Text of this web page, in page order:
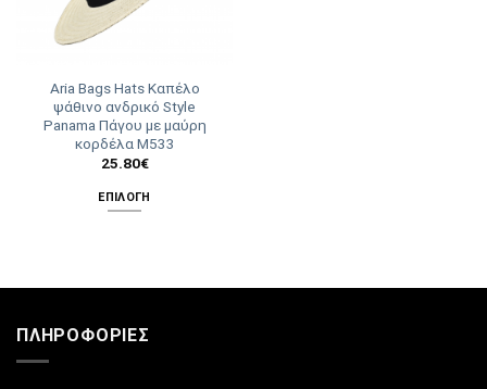
Aria Bags Hats Καπέλο
ψάθινο ανδρικό Style
Panama Πάγου με μαύρη
κορδέλα M533
25.80€
ΕΠΙΛΟΓΉ
έχει
παραλλαγές.
ΠΛΗΡΟΦΟΡΊΕΣ